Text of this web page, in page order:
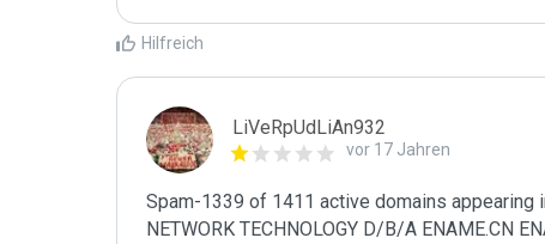
Hilfreich
LiVeRpUdLiAn932
vor 17 Jahren
Spam-1339 of 1411 active domains appearing
NETWORK TECHNOLOGY D/B/A ENAME.CN